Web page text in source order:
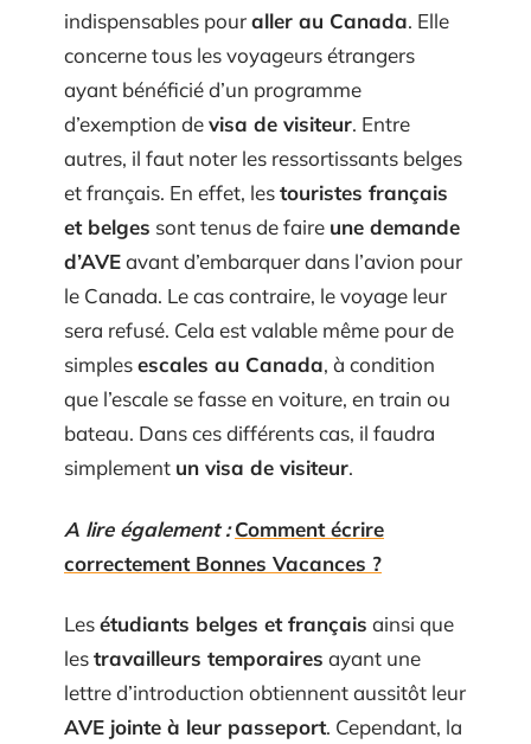
indispensables pouraller au Canada. Elle
concerne tous les voyageurs étrangers
ayant bénéficié d’un programme
d’exemption devisa de visiteur. Entre
autres, il faut noter les ressortissants belges
et français. En effet, lestouristes français
et belges sont tenus de faire une demande
d’AVEavant d’embarquer dans l’avion pour
le Canada. Le cas contraire, le voyage leur
sera refusé. Cela est valable même pour de
simplesescales au Canada, à condition
que l’escale se fasse en voiture, en train ou
bateau. Dans ces différents cas, il faudra
simplement un visa de visiteur.
A lire également : Comment écrire
correctement Bonnes Vacances ?
Lesétudiants belges et français ainsi que
lestravailleurs temporaires ayant une
lettre d’introduction obtiennent aussitôt leur
AVE jointe à leur passeport. Cependant, la